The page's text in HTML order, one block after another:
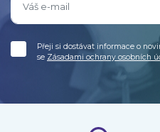
Přeji si dostávat informace o
se Zásadami ochrany osobních